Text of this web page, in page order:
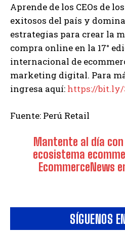
SÍGUENOS
Aprende de los CEOs de
exitosos del país y
estrategias para crear la
compra online en la 17°
internacional de
marketing digital. Para
ingresa aquí: https://bit.ly/
Fuente: Perú Retail
Mantente al día
ecosistema
EcommerceNews